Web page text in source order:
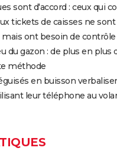
sont d'accord : ceux qui
tickets de caisses ne sont
mais ont besoin de contrôle
du gazon : de plus en plus
méthode
en buisson
leur téléphone au